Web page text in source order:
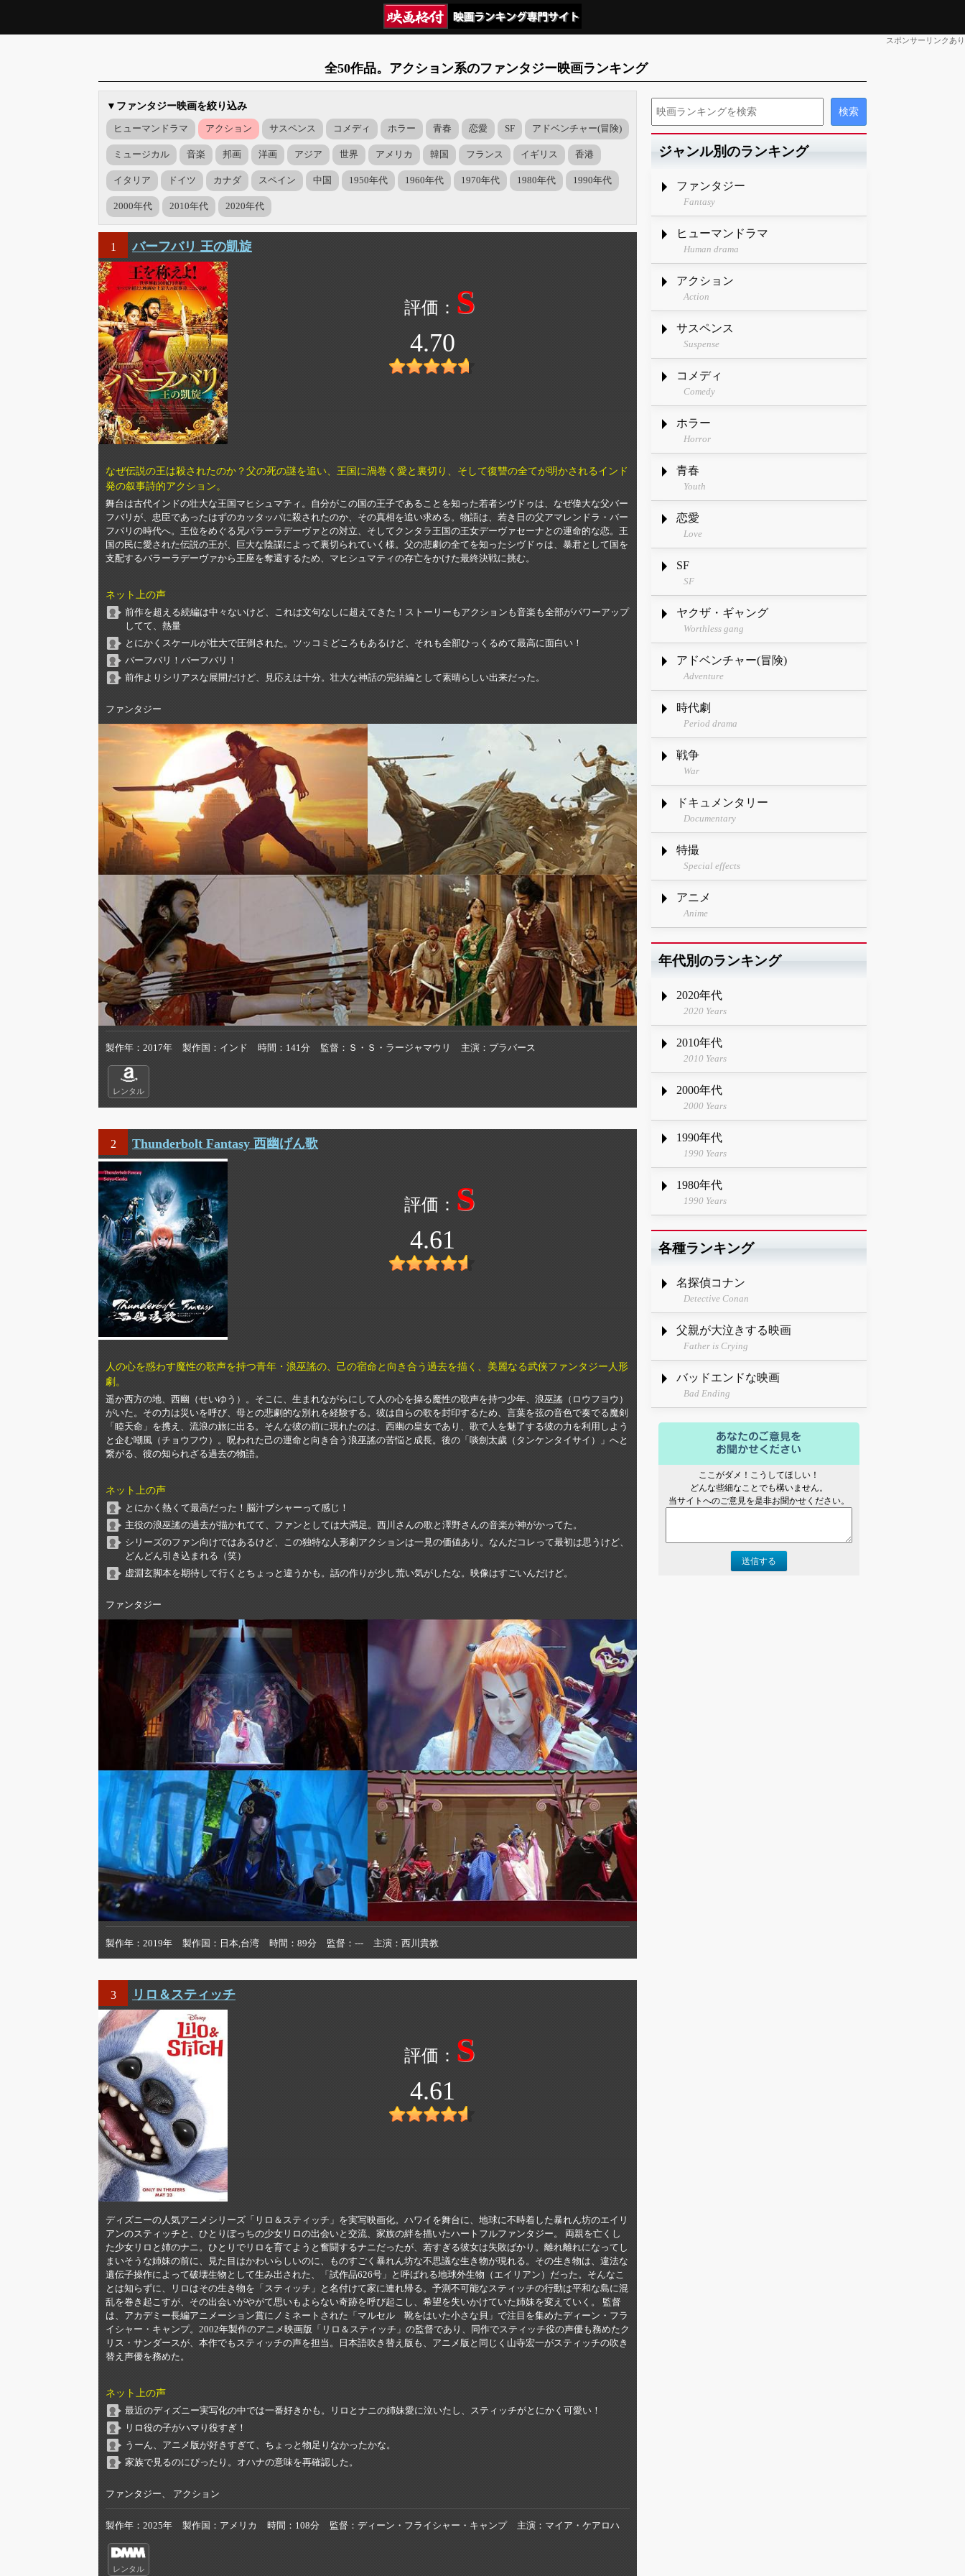
スポンサーリンクあり
全50作品。アクション系のファンタジー映画ランキング
▼ファンタジー映画を絞り込み
ヒューマンドラマ アクション サスペンス コメディ ホラー 青春 恋愛 SF アドベンチャー(冒険)
ミュージカル 音楽 邦画 洋画 アジア 世界 アメリカ 韓国 フランス イギリス 香港
イタリア ドイツ カナダ スペイン 中国 1950年代 1960年代 1970年代 1980年代 1990年代
2000年代 2010年代 2020年代
1 バーフバリ 王の凱旋
S
4.70
なぜ伝説の王は殺されたのか？父の死の謎を追い、王国に渦巻く愛と裏切り、そして復讐の全てが明かされるインド
発の叙事詩的アクション。
舞台は古代インドの壮大な王国マヒシュマティ。自分がこの国の王子であることを知った若者シヴドゥは、なぜ偉大な父バー
フバリが、忠臣であったはずのカッタッパに殺されたのか、その真相を追い求める。物語は、若き日の父アマレンドラ・バー
フバリの時代へ。王位をめぐる兄バラーラデーヴァとの対立、そしてクンタラ王国の王女デーヴァセーナとの運命的な恋。王
国の民に愛された伝説の王が、巨大な陰謀によって裏切られていく様。父の悲劇の全てを知ったシヴドゥは、暴君として国を
支配するバラーラデーヴァから王座を奪還するため、マヒシュマティの存亡をかけた最終決戦に挑む。
ネット上の声
前作を超える続編は中々ないけど、これは文句なしに超えてきた！ストーリーもアクションも音楽も全部がパワーアップ
してて、熱量
とにかくスケールが壮大で圧倒された。ツッコミどころもあるけど、それも全部ひっくるめて最高に面白い！
バーフバリ！バーフバリ！
前作よりシリアスな展開だけど、見応えは十分。壮大な神話の完結編として素晴らしい出来だった。
ファンタジー
製作年 2017年 製作国 インド 時間 141分 監督 Ｓ・Ｓ・ラージャマウリ 主演 プラバース
レンタル
2 Thunderbolt Fantasy 西幽げん歌
S
4.61
人の心を惑わす魔性の歌声を持つ青年・浪巫謠の、己の宿命と向き合う過去を描く、美麗なる武侠ファンタジー人形
劇。
遥か西方の地、西幽（せいゆう）。そこに、生まれながらにして人の心を操る魔性の歌声を持つ少年、浪巫謠（ロウフヨウ）
がいた。その力は災いを呼び、母との悲劇的な別れを経験する。彼は自らの歌を封印するため、言葉を弦の音色で奏でる魔剣
「睦天命」を携え、流浪の旅に出る。そんな彼の前に現れたのは、西幽の皇女であり、歌で人を魅了する彼の力を利用しよう
と企む嘲風（チョウフウ）。呪われた己の運命と向き合う浪巫謠の苦悩と成長。後の「啖劍太歲（タンケンタイサイ）」へと
繋がる、彼の知られざる過去の物語。
ネット上の声
とにかく熱くて最高だった！脳汁ブシャーって感じ！
主役の浪巫謠の過去が描かれてて、ファンとしては大満足。西川さんの歌と澤野さんの音楽が神がかってた。
シリーズのファン向けではあるけど、この独特な人形劇アクションは一見の価値あり。なんだコレって最初は思うけど、
どんどん引き込まれる（笑）
虚淵玄脚本を期待して行くとちょっと違うかも。話の作りが少し荒い気がしたな。映像はすごいんだけど。
ファンタジー
製作年 2019年 製作国 日本,台湾 時間 89分 監督 --- 主演 西川貴教
3 リロ＆スティッチ
S
4.61
ディズニーの人気アニメシリーズ「リロ＆スティッチ」を実写映画化。ハワイを舞台に、地球に不時着した暴れん坊のエイリ
アンのスティッチと、ひとりぼっちの少女リロの出会いと交流、家族の絆を描いたハートフルファンタジー。 両親を亡くし
た少女リロと姉のナニ。ひとりでリロを育てようと奮闘するナニだったが、若すぎる彼女は失敗ばかり。離れ離れになってし
まいそうな姉妹の前に、見た目はかわいらしいのに、ものすごく暴れん坊な不思議な生き物が現れる。その生き物は、違法な
遺伝子操作によって破壊生物として生み出された、「試作品626号」と呼ばれる地球外生物（エイリアン）だった。そんなこ
とは知らずに、リロはその生き物を「スティッチ」と名付けて家に連れ帰る。予測不可能なスティッチの行動は平和な島に混
乱を巻き起こすが、その出会いがやがて思いもよらない奇跡を呼び起こし、希望を失いかけていた姉妹を変えていく。 監督
は、アカデミー長編アニメーション賞にノミネートされた「マルセル 靴をはいた小さな貝」で注目を集めたディーン・フラ
イシャー・キャンプ。2002年製作のアニメ映画版「リロ＆スティッチ」の監督であり、同作でスティッチ役の声優も務めたク
リス・サンダースが、本作でもスティッチの声を担当。日本語吹き替え版も、アニメ版と同じく山寺宏一がスティッチの吹き
替え声優を務めた。
ネット上の声
最近のディズニー実写化の中では一番好きかも。リロとナニの姉妹愛に泣いたし、スティッチがとにかく可愛い！
リロ役の子がハマり役すぎ！
うーん、アニメ版が好きすぎて、ちょっと物足りなかったかな。
家族で見るのにぴったり。オハナの意味を再確認した。
ファンタジー、 アクション
製作年 2025年 製作国 アメリカ 時間 108分 監督 ディーン・フライシャー・キャンプ 主演 マイア・ケアロハ
レンタル
ジャンル別のランキング
ファンタジー
Fantasy
ヒューマンドラマ
Human drama
アクション
Action
サスペンス
Suspense
コメディ
Comedy
ホラー
Horror
青春
Youth
恋愛
Love
SF
SF
ヤクザ・ギャング
Worthless gang
アドベンチャー(冒険)
Adventure
時代劇
Period drama
戦争
War
ドキュメンタリー
Documentary
特撮
Special effects
アニメ
Anime
年代別のランキング
2020年代
2020 Years
2010年代
2010 Years
2000年代
2000 Years
1990年代
1990 Years
1980年代
1990 Years
各種ランキング
名探偵コナン
Detective Conan
父親が大泣きする映画
Father is Crying
バッドエンドな映画
Bad Ending
ここがダメ！こうしてほしい！
どんな些細なことでも構いません。
当サイトへのご意見を是非お聞かせください。
送信する